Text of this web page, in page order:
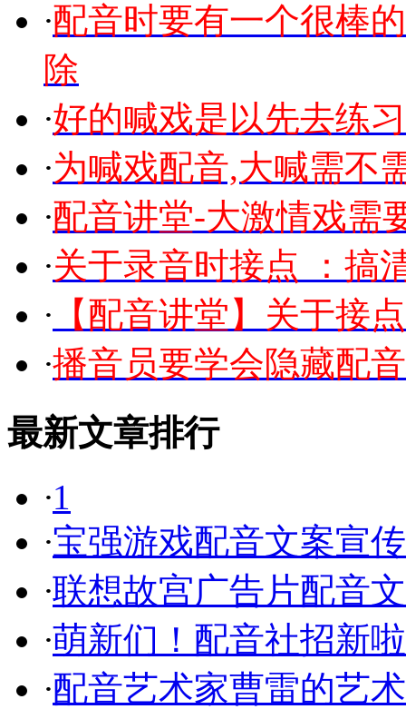
·配音时要有一个很棒
除
·好的喊戏是以先去练
·为喊戏配音,大喊需不
·配音讲堂-大激情戏需
·关于录音时接点 ：搞
· 【配音讲堂】关于接
·播音员要学会隐藏配
最新文章排行
·1
·宝强游戏配音文案宣
·联想故宫广告片配音
·萌新们！配音社招新
·配音艺术家曹雷的艺